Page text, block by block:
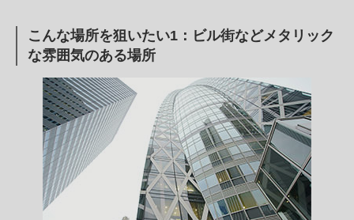
こんな場所を狙いたい1：ビル街などメタリック
な雰囲気のある場所